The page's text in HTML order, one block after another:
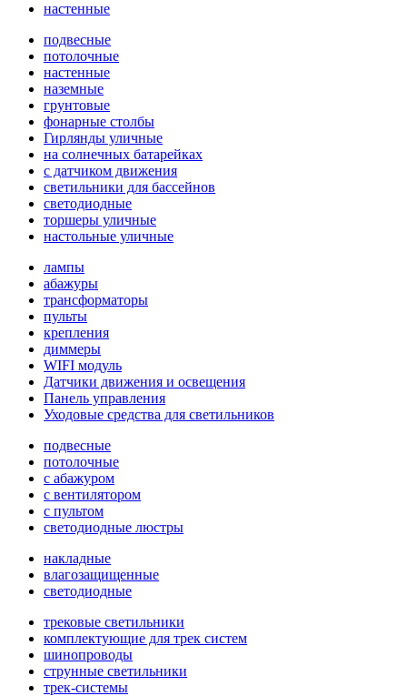
настенные
подвесные
потолочные
настенные
наземные
грунтовые
фонарные столбы
Гирлянды уличные
на солнечных батарейках
с датчиком движения
светильники для бассейнов
светодиодные
торшеры уличные
настольные уличные
лампы
абажуры
трансформаторы
пульты
крепления
диммеры
WIFI модуль
Датчики движения и освещения
Панель управления
Уходовые средства для светильников
подвесные
потолочные
с абажуром
с вентилятором
с пультом
светодиодные люстры
накладные
влагозащищенные
светодиодные
трековые светильники
комплектующие для трек систем
шинопроводы
струнные светильники
трек-системы